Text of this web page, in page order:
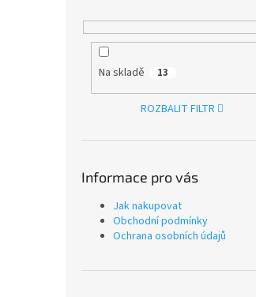
Na skladě 13
ROZBALIT FILTR
Informace pro vás
Jak nakupovat
Obchodní podmínky
Ochrana osobních údajů